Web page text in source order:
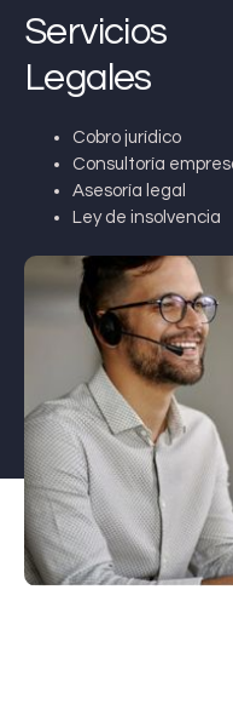
Servicios
Legales
Cobro jurídico
Consultoría
Asesoría legal
Ley de insolvencia